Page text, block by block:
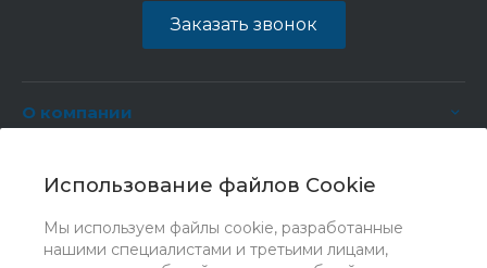
Использование файлов Cookie
Мы используем файлы cookie, разработанные
нашими специалистами и третьими лицами,
Заказать звонок
О компании
Услуги